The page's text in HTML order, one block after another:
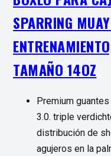
SPARRING
TAMAÑO 14OZ
Premium
3.0. triple
distribución de
agujeros en la